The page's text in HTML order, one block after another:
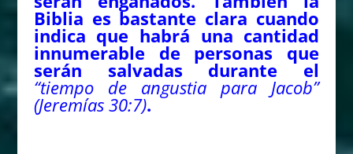
Biblia es bastante clara cuando
indica que habrá una cantidad
innumerable de personas que
serán salvadas durante el
“tiempo de angustia para Jacob”
(Jeremías 30:7).